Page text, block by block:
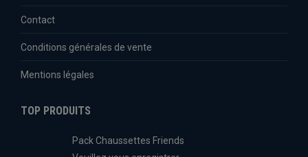
Contact
Conditions générales de vente
Mentions légales
TOP PRODUITS
Pack Chaussettes Friends